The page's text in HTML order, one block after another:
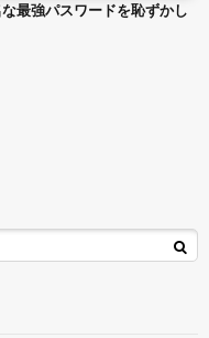
最強パスワードを恥ずかし